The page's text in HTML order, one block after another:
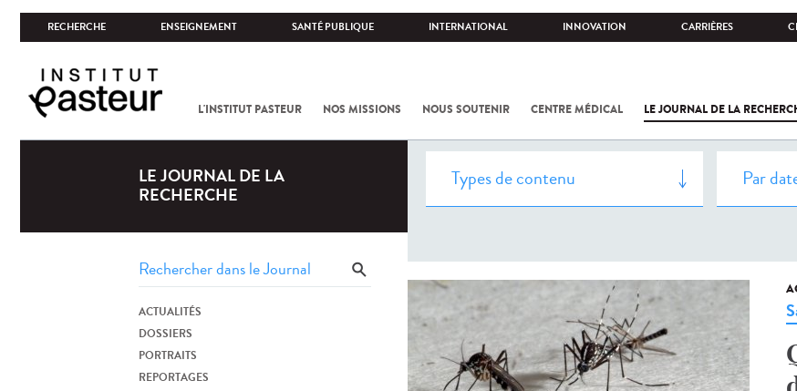
RECHERCHE ENSEIGNEMENT SANTÉ PUBLIQUE INTERNATIONAL INNOVATION CARRIÈRES
L'INSTITUT PASTEUR NOS MISSIONS NOUS SOUTENIR CENTRE MÉDICAL LE JOURNAL DE LA
LE JOURNAL DE LA
RECHERCHE
ACTUALITÉS
DOSSIERS
PORTRAITS
REPORTAGES